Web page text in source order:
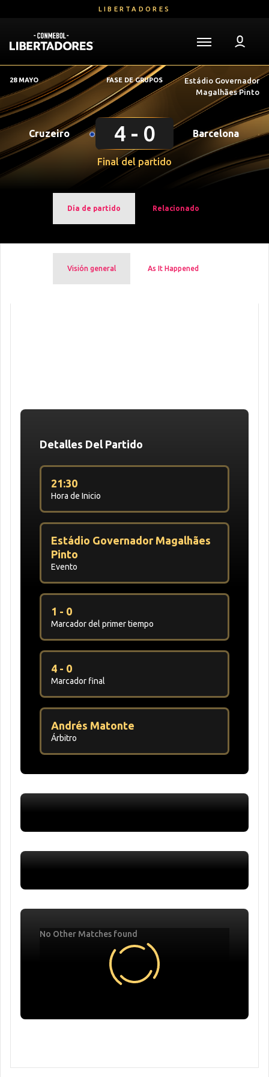
contenido
principal
LIBERTADORES
Libertadores
Mega
Navigation
28 MAYO FASE DE GRUPOS
Estádio Governador
Magalhães Pinto
Cruzeiro 4 0 Barcelona
Final del partido
Día de partido Relacionado
Visión general As It Happened
Detalles Del Partido
Hora de Inicio
21:30
Evento
Estádio Governador Magalhães
Pinto
Marcador del primer tiempo
1 - 0
Marcador final
4 - 0
Árbitro
Andrés Matonte
No Other Matches found